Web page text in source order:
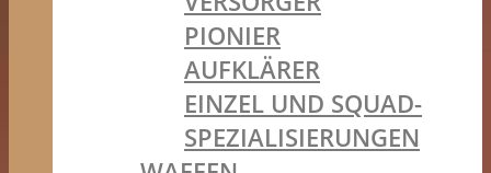
PIONIER
AUFKLÄRER
EINZEL UND SQUAD-
SPEZIALISIERUNGEN